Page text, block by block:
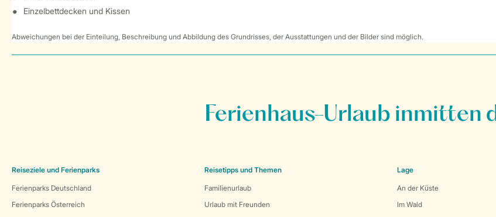
Einzelbettdecken und Kissen
Abweichungen bei der Einteilung, Beschreibung und Abbildung des Grundrisses, der Ausstattungen und der Bilder sind möglich.
Ferienhaus-Urlaub inmitten
Reiseziele und Ferienparks
Ferienparks Deutschland
Ferienparks Österreich
Reisetipps und Themen
Familienurlaub
Urlaub mit Freunden
Lage
An der Küste
Im Wald